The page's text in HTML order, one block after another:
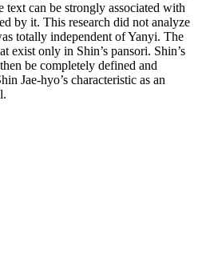
text can be strongly associated with
by it. This research did not analyze
totally independent of Yanyi. The
exist only in Shin’s pansori. Shin’s
be completely defined and
Jae-hyo’s characteristic as an